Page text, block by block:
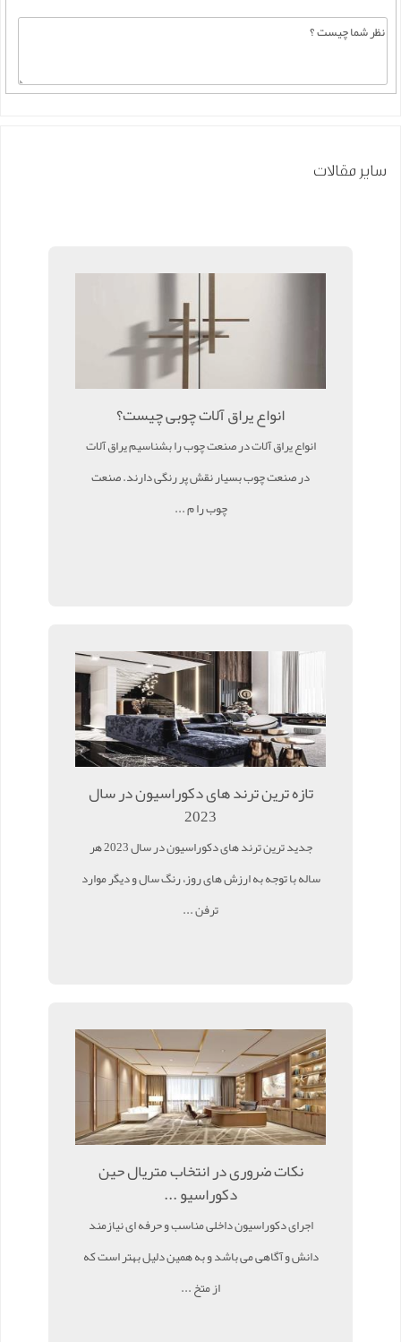
سایر مقالات
انواع یراق آلات چوبی چیست؟
انواع یراق آلات در صنعت چوب را بشناسیم یراق آلات
در صنعت چوب بسیار نقش پر رنگی دارند. صنعت
چوب را م ...
تازه ترین ترند های دکوراسیون در سال
2023
جدید ترین ترند های دکوراسیون در سال 2023 هر
ساله با توجه به ارزش های روز، رنگ سال و دیگر موارد
ترفن ...
نکات ضروری در انتخاب متریال حین
دکوراسیو ...
اجرای دکوراسیون داخلی مناسب و حرفه ای نیازمند
دانش و آگاهی می باشد و به همین دلیل بهتر است که
از متخ ...